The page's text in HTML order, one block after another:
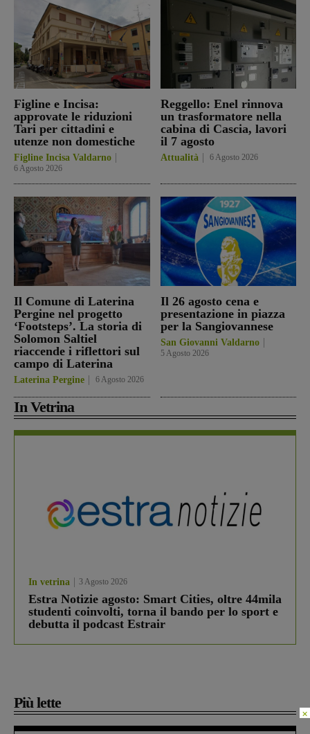
Figline e Incisa:
approvate le riduzioni
Tari per cittadini e
utenze non domestiche
Figline Incisa Valdarno
6 Agosto 2026
Reggello: Enel rinnova
un trasformatore nella
cabina di Cascia, lavori
il 7 agosto
Attualità 6 Agosto 2026
Il Comune di Laterina
Pergine nel progetto
‘Footsteps’. La storia di
Solomon Saltiel
riaccende i riflettori sul
campo di Laterina
Laterina Pergine 6 Agosto 2026
Il 26 agosto cena e
presentazione in piazza
per la Sangiovannese
San Giovanni Valdarno
5 Agosto 2026
In Vetrina
In vetrina 3 Agosto 2026
Estra Notizie agosto: Smart Cities, oltre 44mila
studenti coinvolti, torna il bando per lo sport e
debutta il podcast Estrair
Più lette
×